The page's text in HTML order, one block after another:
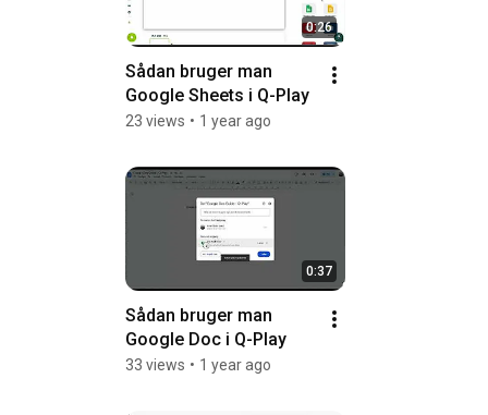
0:26
Sådan bruger man
Google Sheets i Q-Play
23 views • 1 year ago
0:37
Sådan bruger man
Google Doc i Q-Play
33 views • 1 year ago